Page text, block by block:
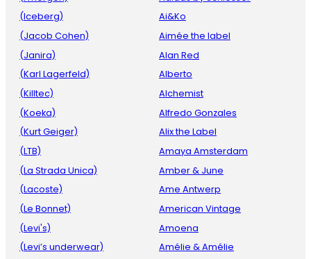
(Iceberg)
(Jacob Cohen)
(Janira)
(Karl Lagerfeld)
(Killtec)
(Koeka)
(Kurt Geiger)
(LTB)
(La Strada Unica)
(Lacoste)
(Le Bonnet)
(Levi's)
(Levi’s underwear)
Ai&Ko
Aimée the label
Alan Red
Alberto
Alchemist
Alfredo Gonzales
Alix the Label
Amaya Amsterdam
Amber & June
Ame Antwerp
American Vintage
Amoena
Amélie & Amélie